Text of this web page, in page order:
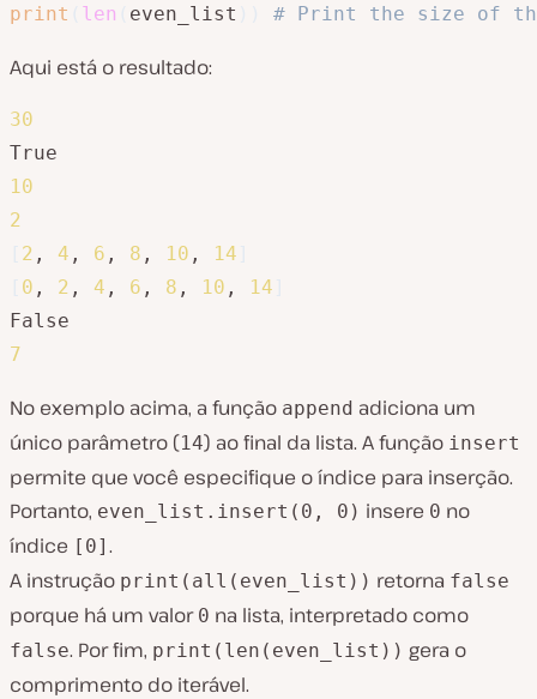
print
len even_list # Print the size of
Aqui está o resultado:
30
10
2
2 , 4 , 6 , 8 , 10 , 14
0 , 2 , 4 , 6 , 8 , 10 , 14
7
No exemplo acima, a função append adiciona um
único parâmetro (14) ao final da lista. A função insert
permite que você especifique o índice para inserção.
Portanto, even_list.insert(0, 0) insere 0 no
índice [0] .
A instrução print(all(even_list)) retorna false
porque há um valor 0 na lista, interpretado como
false. Por fim, print(len(even_list)) gera o
comprimento do iterável.